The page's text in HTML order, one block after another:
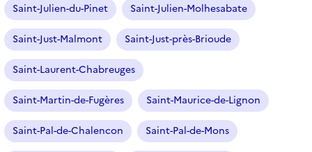
Saint-Julien-du-Pinet Saint-Julien-Molhesabate
Saint-Just-Malmont Saint-Just-près-Brioude
Saint-Laurent-Chabreuges
Saint-Martin-de-Fugères Saint-Maurice-de-Lignon
Saint-Pal-de-Chalencon Saint-Pal-de-Mons